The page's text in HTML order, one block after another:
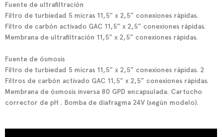
Fuente de ultrafiltración
Filtro de turbiedad 5 micras 11,5” x 2,5” conexiones rápidas.
Filtro de carbón activado GAC 11,5” x 2,5” conexiones rápidas.
Membrana de ultrafiltración 11,5” x 2,5” conexiones rápidas.
Fuente de ósmosis
Filtro de turbiedad 5 micras 11,5” x 2,5” conexiones rápidas. 2
Filtros de carbón activado GAC 11,5” x 2,5” conexiones rápidas.
Membrana de ósmosis inversa 80 GPD encapsulada. Cartucho
corrector de pH . Bomba de diafragma 24V (según modelo).